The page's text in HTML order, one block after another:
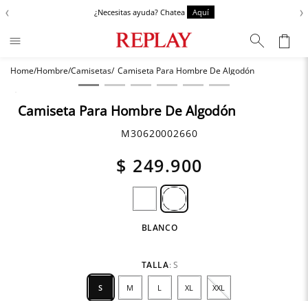
‹ ¿Necesitas ayuda? Chatea Aquí ›
Hombre Camisetas Camiseta Para Hombre De Algodón
Camiseta Para Hombre De Algodón
M30620002660
$ 249.900
BLANCO
TALLA: S
S M L XL XXL
Términos más buscados